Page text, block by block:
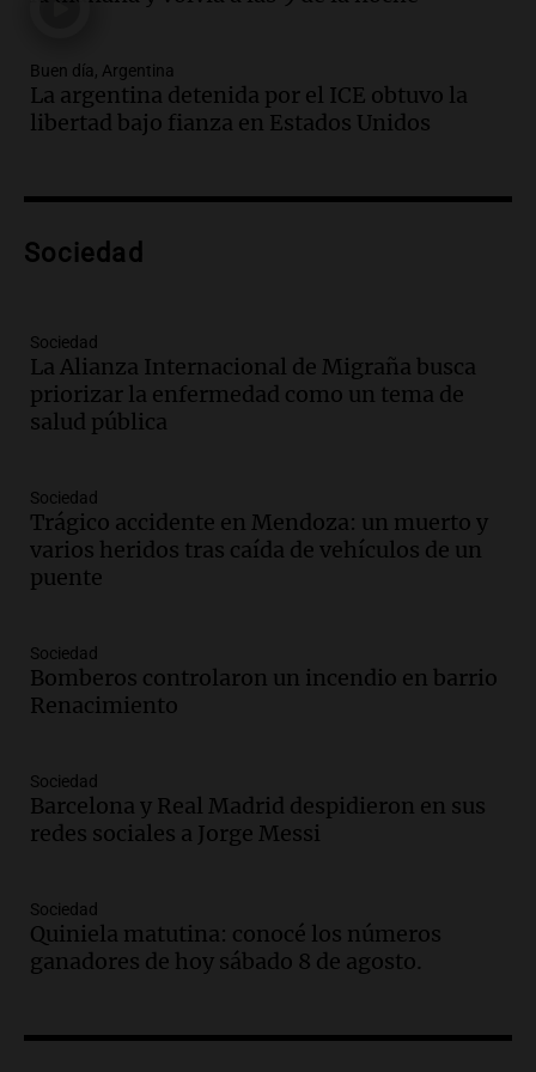
Una mañana para todos
Episodios
Audio.La historia de la servilleta que
contrato de Leo con Barcelona
Episodios
Una mañana para todos
Episodios
Audio.El orgullo y el sueño argentino de
Una mañana para todos
Episodios
Audio.
Una mañana para todos
Episodios
Audio.Una nutricionista derribó el mito
conviene priorizar
Una mañana para todos
Episodios
Episodios
contra el tiempo: necesita un trasplante
Buen día, Argentina
La argentina detenida por el ICE obtuvo la
libertad bajo fianza en Estados Unidos
Sociedad
Sociedad
La Alianza Internacional de Migraña busca
priorizar la enfermedad como un tema de
salud pública
Sociedad
Trágico accidente en Mendoza: un muerto y
varios heridos tras caída de vehículos de un
puente
Sociedad
Bomberos controlaron un incendio en barrio
Renacimiento
Sociedad
Barcelona y Real Madrid despidieron en sus
redes sociales a Jorge Messi
Sociedad
Quiniela matutina: conocé los números
ganadores de hoy sábado 8 de agosto.